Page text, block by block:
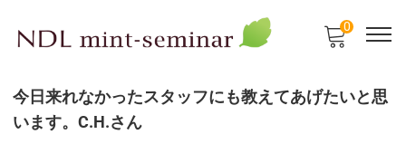
0
今日来れなかったスタッフにも教えてあげたいと思
います。C.H.さん